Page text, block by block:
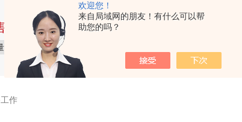
欢迎您！
来自局域网的朋友！有什么可以帮
助您的吗？
后完整的服务体系
保障 价格实惠 热门关键词：石油产
作